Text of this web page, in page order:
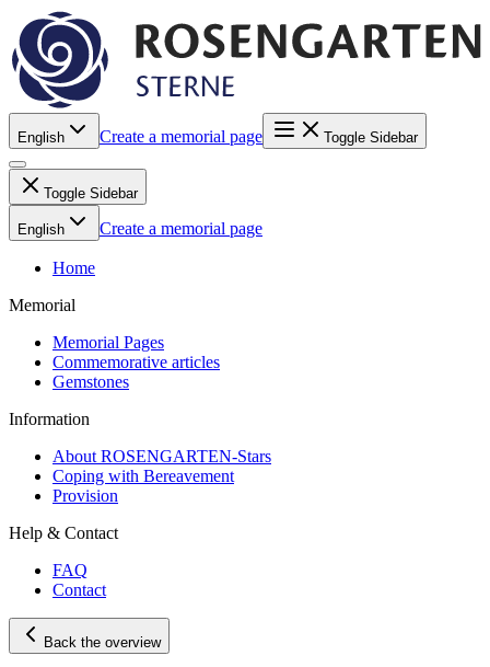
English Create a memorial page Toggle Sidebar
Toggle Sidebar
English Create a memorial page
Home
Memorial
Memorial Pages
Commemorative articles
Gemstones
Information
About ROSENGARTEN-Stars
Coping with Bereavement
Provision
Help & Contact
FAQ
Contact
Back the overview